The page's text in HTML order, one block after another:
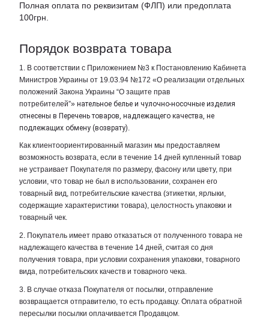
Полная оплата по реквизитам (ФЛП) или предоплата
100грн.
Порядок возврата товара
1. В соответствии с Приложением №3 к Постановлению Кабинета
Министров Украины от 19.03.94 №172 «О реализации отдельных
положений Закона Украины “О защите прав
потребителей”» нательное белье и чулочно-носочные изделия
отнесены в Перечень товаров, надлежащего качества, не
подлежащих обмену (возврату).
Как клиентоориентированный магазин мы предоставляем
возможность возврата, если в течение 14 дней купленный товар
не устраивает Покупателя по размеру, фасону или цвету, при
условии, что товар не был в использовании, сохранен его
товарный вид, потребительские качества (этикетки, ярлыки,
содержащие характеристики товара), целостность упаковки и
товарный чек.
2. Покупатель имеет право отказаться от полученного товара не
надлежащего качества в течение 14 дней, считая со дня
получения товара, при условии сохранения упаковки, товарного
вида, потребительских качеств и товарного чека.
3. В случае отказа Покупателя от посылки, отправление
возвращается отправителю, то есть продавцу. Оплата обратной
пересылки посылки оплачивается Продавцом.